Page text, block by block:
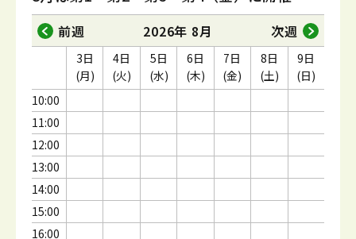
前週 2026年 8月 次週
10:00
11:00
12:00
13:00
14:00
15:00
16:00
3日
(月)
4日
(火)
5日
(水)
6日
(木)
7日
(金)
8日
(土)
9日
(日)